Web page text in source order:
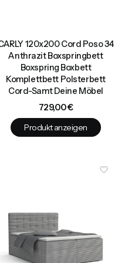
120x200 Cord Poso 34
Anthrazit Boxspringbett
Boxspring Boxbett
Komplettbett Polsterbett
Cord-Samt Deine Möbel
Preis
729,00 €
Produkt anzeigen